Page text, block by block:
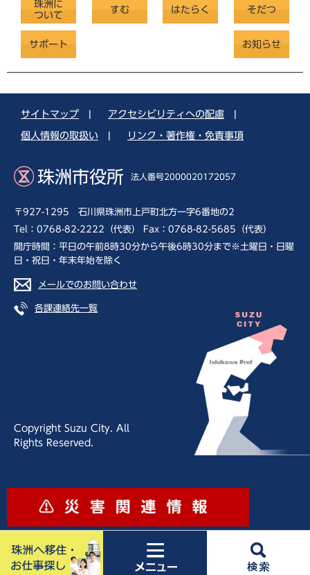
珠洲に
ついて
すむ はたらく そだつ
サポート お知らせ
サイトマップ アクセシビリティへの配慮
個人情報の取扱い リンク・著作権・免責事項
珠洲市役所 法人番号2000020172057
〒927-1295 石川県珠洲市上戸町北方一字6番地の2
Tel：0768-82-2222（代表） Fax：0768-82-5685（代表）
開庁時間：平日の午前8時30分から午後6時30分まで※土曜日・日曜
日・祝日・年末年始を除く
メールでのお問い合わせ
各課連絡先一覧
Copyright Suzu City. All
Rights Reserved.